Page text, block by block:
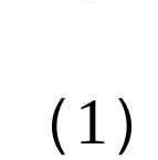
（1